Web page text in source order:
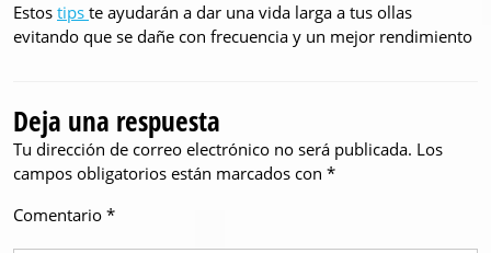
Estos tips te ayudarán a dar una vida larga a tus ollas
evitando que se dañe con frecuencia y un mejor rendimiento
Deja una respuesta
Tu dirección de correo electrónico no será publicada. Los
campos obligatorios están marcados con *
Comentario *